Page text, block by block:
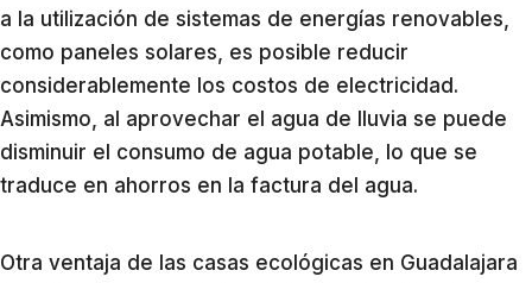
a la utilización de sistemas de energías renovables,
como paneles solares, es posible reducir
considerablemente los costos de electricidad.
Asimismo, al aprovechar el agua de lluvia se puede
disminuir el consumo de agua potable, lo que se
traduce en ahorros en la factura del agua.
Otra ventaja de las casas ecológicas en Guadalajara